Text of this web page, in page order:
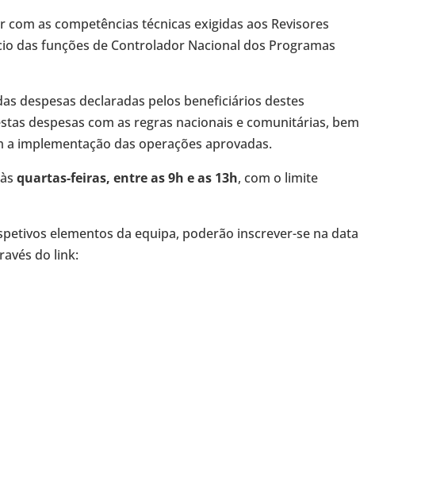
as competências técnicas exigidas aos Revisores
das funções de Controlador Nacional dos Programas
despesas declaradas pelos beneficiários destes
despesas com as regras nacionais e comunitárias, bem
implementação das operações aprovadas.
quartas-feiras, entre as 9h e as 13h, com o limite
elementos da equipa, poderão inscrever-se na data
do link: